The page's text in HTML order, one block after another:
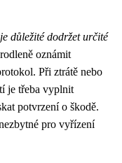
důležité dodržet určité
oznámit
Při ztrátě nebo
je třeba vyplnit
potvrzení o škodě.
pro vyřízení